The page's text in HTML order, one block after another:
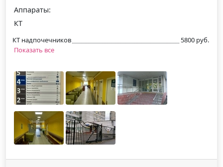
Аппараты:
КТ
КТ надпочечников
5800 руб.
Показать все